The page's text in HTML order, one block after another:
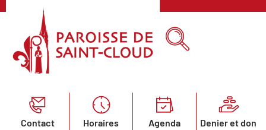
Contact Horaires Agenda Denier et don